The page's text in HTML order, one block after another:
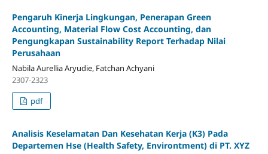
Pengaruh Kinerja Lingkungan, Penerapan Green
Accounting, Material Flow Cost Accounting, dan
Pengungkapan Sustainability Report Terhadap Nilai
Perusahaan
Nabila Aurellia Aryudie, Fatchan Achyani
2307-2323
pdf
Analisis Keselamatan Dan Kesehatan Kerja (K3) Pada
Departemen Hse (Health Safety, Environtment) di PT. XYZ